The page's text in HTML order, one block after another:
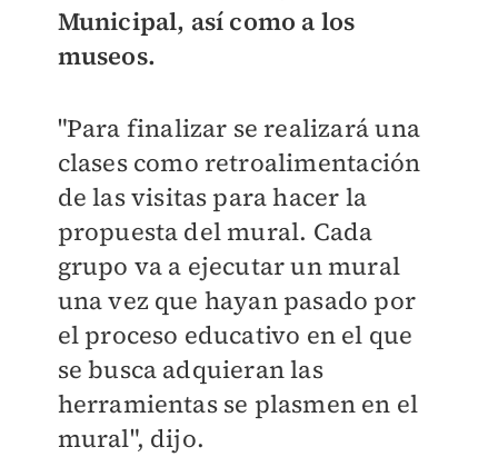
Municipal, así como a los
museos.
"Para finalizar se realizará una
clases como retroalimentación
de las visitas para hacer la
propuesta del mural. Cada
grupo va a ejecutar un mural
una vez que hayan pasado por
el proceso educativo en el que
se busca adquieran las
herramientas se plasmen en el
mural", dijo.